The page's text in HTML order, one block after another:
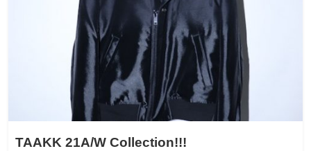
TAAKK 21A/W Collection!!!